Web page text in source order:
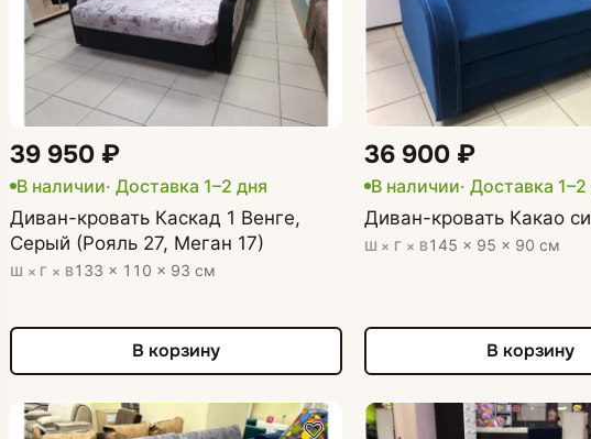
39 950 ₽
В наличии· Доставка 1–2 дня
Диван-кровать Каскад 1 Венге,
Серый (Рояль 27, Меган 17)
Ш × Г × В133 × 110 × 93 см
В корзину
36 900 ₽
В наличии· Доставка
Диван-кровать Какао
Ш × Г × В145 × 95 × 90 см
В корзину